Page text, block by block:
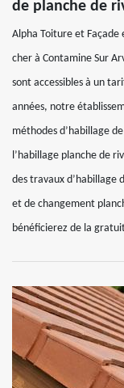
de planche de
Alpha Toiture et Façade
cher à Contamine Sur
sont accessibles à un
années, notre
méthodes d’habillage
l’habillage planche de
des travaux d’habillage
et de changement
bénéficierez de la